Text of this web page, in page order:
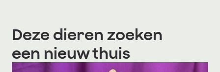
Deze dieren zoeken
een nieuw thuis